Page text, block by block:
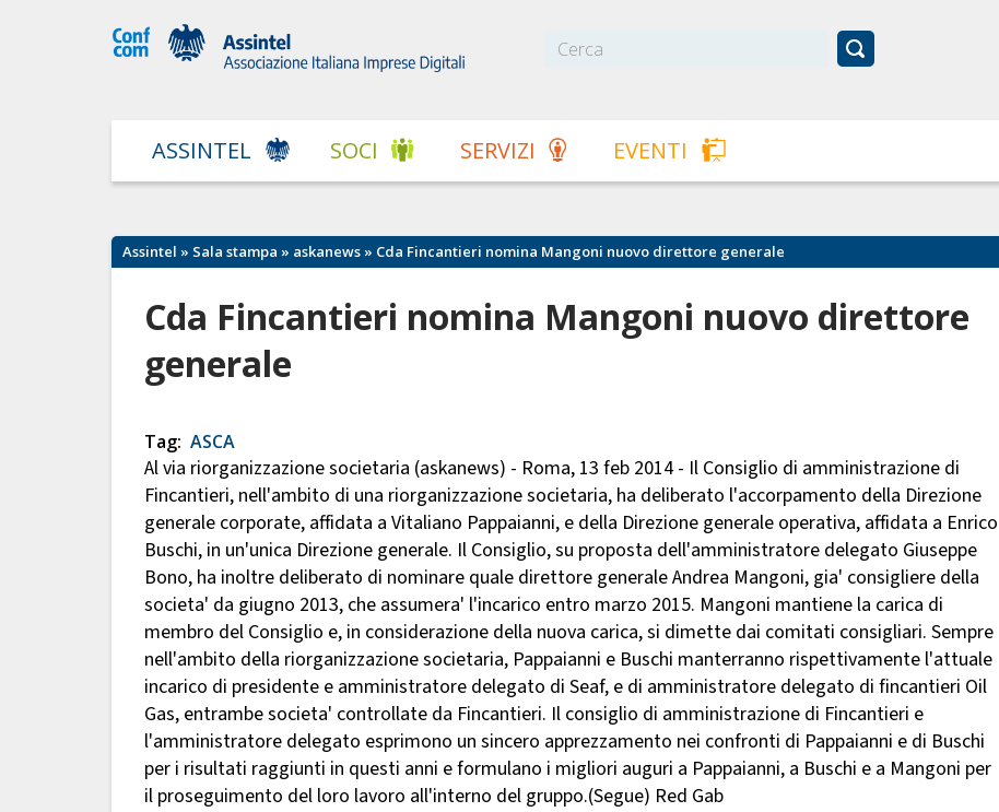
ASSINTEL SOCI SERVIZI EVENTI
Assintel » Sala stampa » askanews » Cda Fincantieri nomina Mangoni nuovo direttore generale
Cda Fincantieri nomina Mangoni nuovo direttore
generale
Tag: ASCA
Al via riorganizzazione societaria (askanews) - Roma, 13 feb 2014 - Il Consiglio di amministrazione di
Fincantieri, nell'ambito di una riorganizzazione societaria, ha deliberato l'accorpamento della Direzione
generale corporate, affidata a Vitaliano Pappaianni, e della Direzione generale operativa, affidata a Enrico
Buschi, in un'unica Direzione generale. Il Consiglio, su proposta dell'amministratore delegato Giuseppe
Bono, ha inoltre deliberato di nominare quale direttore generale Andrea Mangoni, gia' consigliere della
societa' da giugno 2013, che assumera' l'incarico entro marzo 2015. Mangoni mantiene la carica di
membro del Consiglio e, in considerazione della nuova carica, si dimette dai comitati consigliari. Sempre
nell'ambito della riorganizzazione societaria, Pappaianni e Buschi manterranno rispettivamente l'attuale
incarico di presidente e amministratore delegato di Seaf, e di amministratore delegato di fincantieri Oil
Gas, entrambe societa' controllate da Fincantieri. Il consiglio di amministrazione di Fincantieri e
l'amministratore delegato esprimono un sincero apprezzamento nei confronti di Pappaianni e di Buschi
per i risultati raggiunti in questi anni e formulano i migliori auguri a Pappaianni, a Buschi e a Mangoni per
il proseguimento del loro lavoro all'interno del gruppo.(Segue) Red Gab